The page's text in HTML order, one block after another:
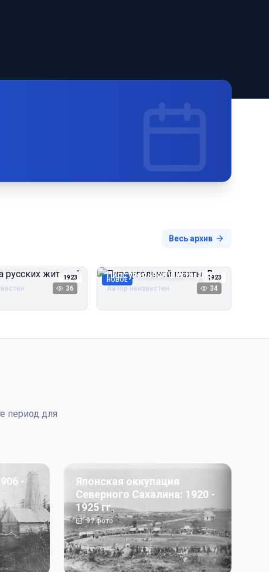
Весь архив
1923
русских жителей
36
НОВОЕ 1923
Пирс угольной шахты Дуэ
Автор неизвестен 34
период для
-
Японская оккупация
Северного Сахалина: 1920 -
1925 гг
97фото